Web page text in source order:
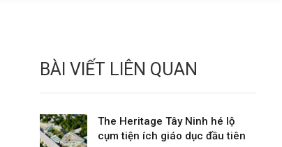
BÀI VIẾT LIÊN QUAN
The Heritage Tây Ninh hé lộ
cụm tiện ích giáo dục đầu tiên